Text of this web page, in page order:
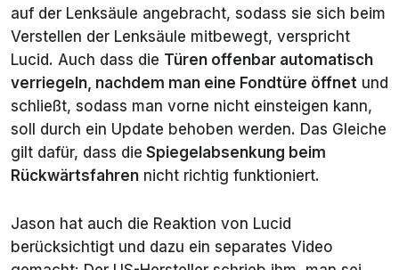
auf der Lenksäule angebracht, sodass sie sich beim
Verstellen der Lenksäule mitbewegt, verspricht
Lucid. Auch dass die Türen offenbar automatisch
verriegeln, nachdem man eine Fondtüre öffnet und
schließt, sodass man vorne nicht einsteigen kann,
soll durch ein Update behoben werden. Das Gleiche
gilt dafür, dass die Spiegelabsenkung beim
Rückwärtsfahren nicht richtig funktioniert.
Jason hat auch die Reaktion von Lucid
berücksichtigt und dazu ein separates Video